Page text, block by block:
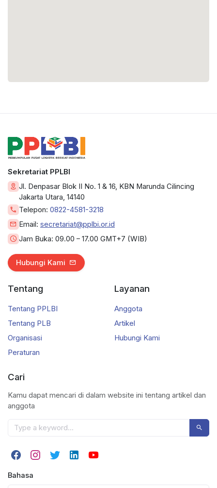
Sekretariat PPLBI
Jl. Denpasar Blok II No. 1 & 16, KBN Marunda Cilincing
Jakarta Utara, 14140
Telepon: 0822-4581-3218
Email: secretariat@pplbi.or.id
Jam Buka: 09.00 – 17.00 GMT+7 (WIB)
Hubungi Kami
Tentang
Tentang PPLBI
Tentang PLB
Organisasi
Peraturan
Layanan
Anggota
Artikel
Hubungi Kami
Cari
Kamu dapat mencari di dalam website ini tentang artikel dan
anggota
Bahasa